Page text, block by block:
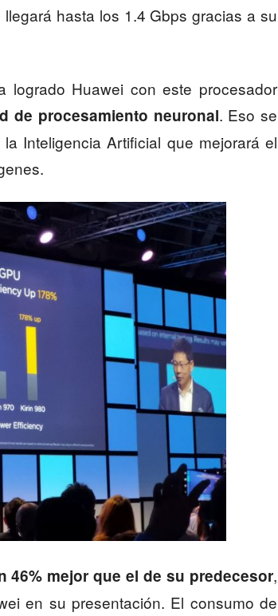
hasta los 1.4 Gbps gracias a su
Huawei con este procesador
de procesamiento neuronal. Eso se
Inteligencia Artificial que mejorará el
46% mejor que el de su predecesor,
en su presentación. El consumo de